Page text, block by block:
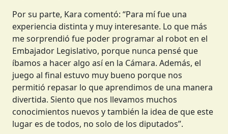
Por su parte, Kara comentó: “Para mí fue una
experiencia distinta y muy interesante. Lo que más
me sorprendió fue poder programar al robot en el
Embajador Legislativo, porque nunca pensé que
íbamos a hacer algo así en la Cámara. Además, el
juego al final estuvo muy bueno porque nos
permitió repasar lo que aprendimos de una manera
divertida. Siento que nos llevamos muchos
conocimientos nuevos y también la idea de que este
lugar es de todos, no solo de los diputados”.